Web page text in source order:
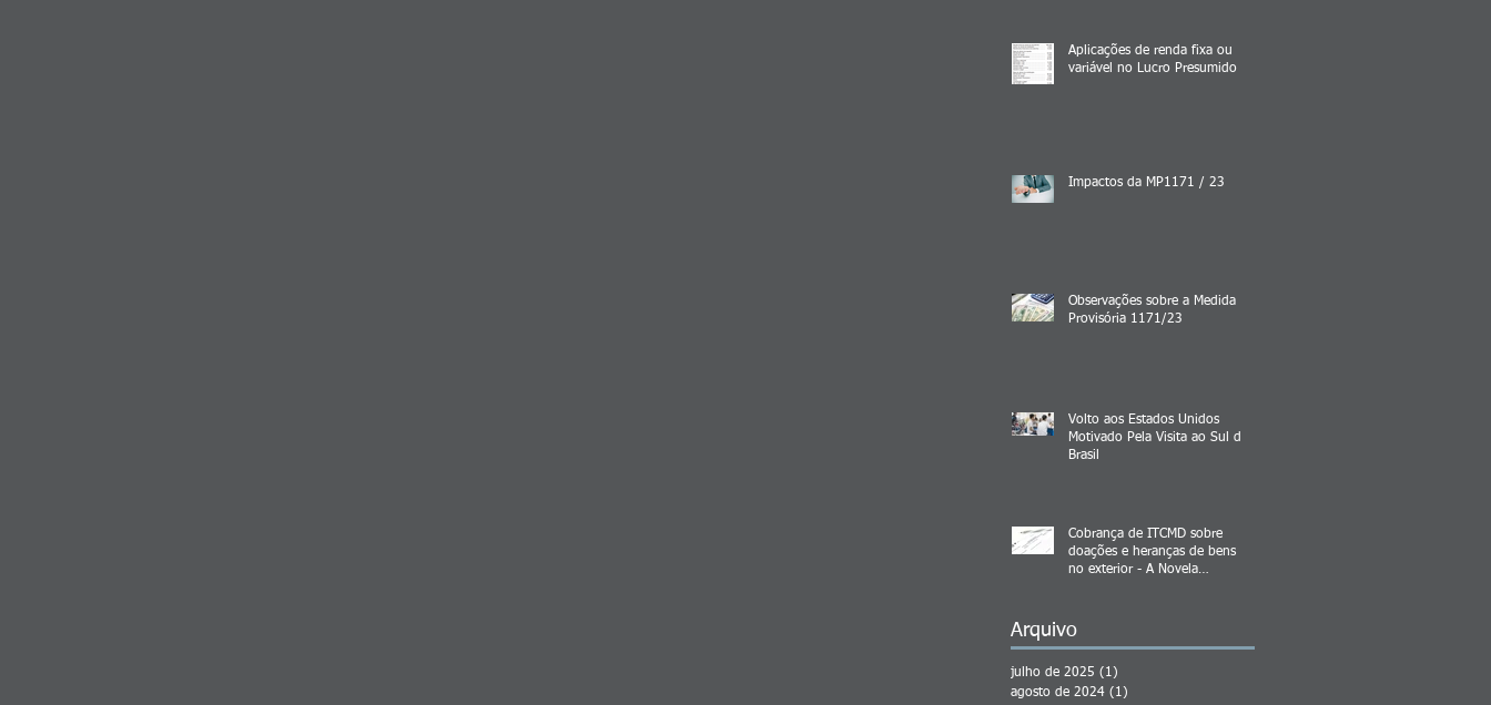
Aplicações de renda fixa ou
variável no Lucro Presumido
Impactos da MP1171 / 23
Observações sobre a Medida
Provisória 1171/23
Volto aos Estados Unidos
Motivado Pela Visita ao Sul do
Brasil
Cobrança de ITCMD sobre
doações e heranças de bens
no exterior - A Novela
Arquivo
julho de 2025 (1)
agosto de 2024 (1)